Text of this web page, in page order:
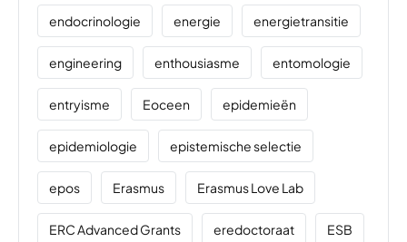
endocrinologie energie energietransitie
engineering enthousiasme entomologie
entryisme Eoceen epidemieën
epidemiologie epistemische selectie
epos Erasmus Erasmus Love Lab
ERC Advanced Grants eredoctoraat ESB